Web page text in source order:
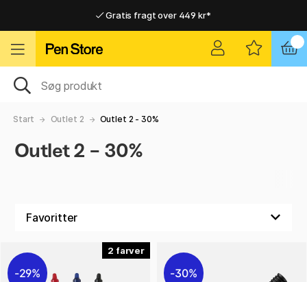
Gratis fragt over 449 kr*
Hurtigt til dør eller pakkeshop
Hurtigt til dør eller pakkeshop
Start Outlet 2 Outlet 2 - 30%
Outlet 2 - 30%
2
29% 30%